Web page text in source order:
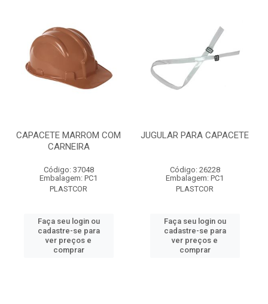
CAPACETE MARROM COM
CARNEIRA
Código: 37048
Embalagem: PC1
PLASTCOR
Faça seu login ou
cadastre-se para
ver preços e
comprar
JUGULAR PARA CAPACETE
Código: 26228
Embalagem: PC1
PLASTCOR
Faça seu login ou
cadastre-se para
ver preços e
comprar